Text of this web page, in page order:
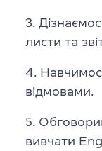
листи та
відмовами.
вивчати